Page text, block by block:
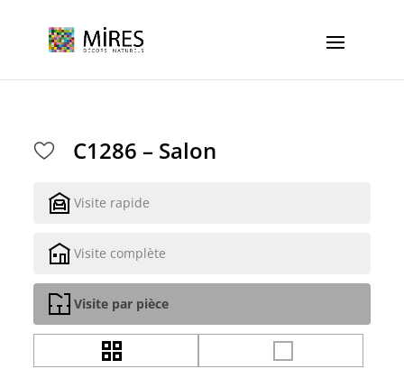
C1286 – Salon
Visite rapide
Visite complète
Visite par pièce